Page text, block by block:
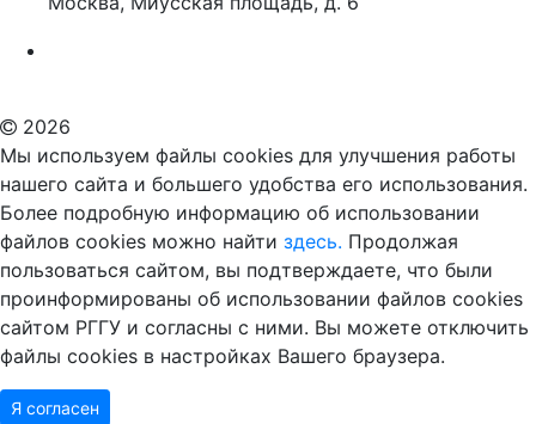
2026
Мы используем файлы cookies для улучшения работы
нашего сайта и большего удобства его использования.
Более подробную информацию об использовании
файлов cookies можно найти здесь. Продолжая
пользоваться сайтом, вы подтверждаете, что были
проинформированы об использовании файлов cookies
сайтом РГГУ и согласны с ними. Вы можете отключить
файлы cookies в настройках Вашего браузера.
Я согласен